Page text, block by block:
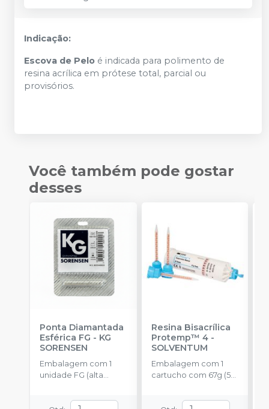
Indicação:
Escova de Pelo é indicada para polimento de
resina acrílica em prótese total, parcial ou
provisórios.
Você também pode gostar
desses
Ponta Diamantada
Esférica FG - KG
SORENSEN
Embalagem com 1
unidade FG (alta
Resina Bisacrílica
Protemp™ 4-
SOLVENTUM
Embalagem com 1
cartucho com 67g (50
misturadoras.